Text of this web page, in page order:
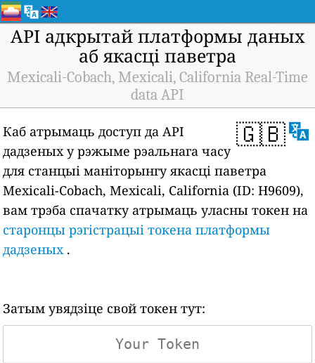
API адкрытай платформы даных
аб якасці паветра
Mexicali-Cobach, Mexicali, California Real-Time
data API
🇬🇧
Каб атрымаць доступ да API
дадзеных у рэжыме рэальнага часу
для станцыі маніторынгу якасці паветра
Mexicali-Cobach, Mexicali, California (ID: H9609),
вам трэба спачатку атрымаць уласны токен на
старонцы рэгістрацыі токена платформы
дадзеных.
Затым увядзіце свой токен тут: